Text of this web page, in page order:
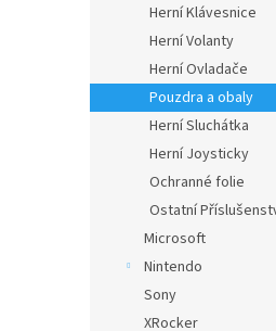
Herní Klávesnice
Herní Volanty
Herní Ovladače
Pouzdra a obaly
Herní Sluchátka
Herní Joysticky
Ochranné folie
Ostatní
Microsoft
Nintendo
Sony
XRocker